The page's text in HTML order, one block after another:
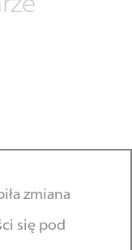
zmiana
się pod